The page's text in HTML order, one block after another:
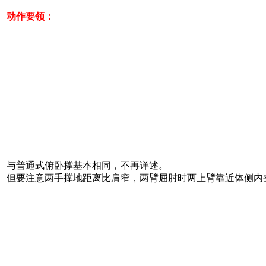
动作要领：
与普通式俯卧撑基本相同，不再详述。
但要注意两手撑地距离比肩窄，两臂屈肘时两上臂靠近体侧内